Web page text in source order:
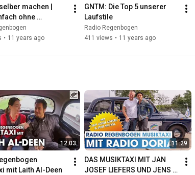
machen |
ohne
| HD | Radio
• 11 years ago
GNTM: Die Top 5 unserer
Laufstile
Radio Regenbogen
411 views • 11 years ago
12:03
mit Laith Al-Deen
11:29
DAS MUSIKTAXI MIT JAN
JOSEF LIEFERS UND JENS